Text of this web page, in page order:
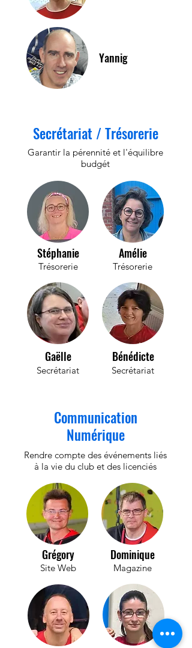
Yannig
Secrétariat / Trésorerie
Garantir la pérennité et l'équilibre
budgét
Stéphanie
Trésorerie
Gaëlle
Secrétariat
Amélie
Trésorerie
Bénédicte
Secrétariat
Communication
Numérique
Rendre compte des événements liés
à la vie du club et des licenciés
Grégory
Site Web
Dominique
Magazine